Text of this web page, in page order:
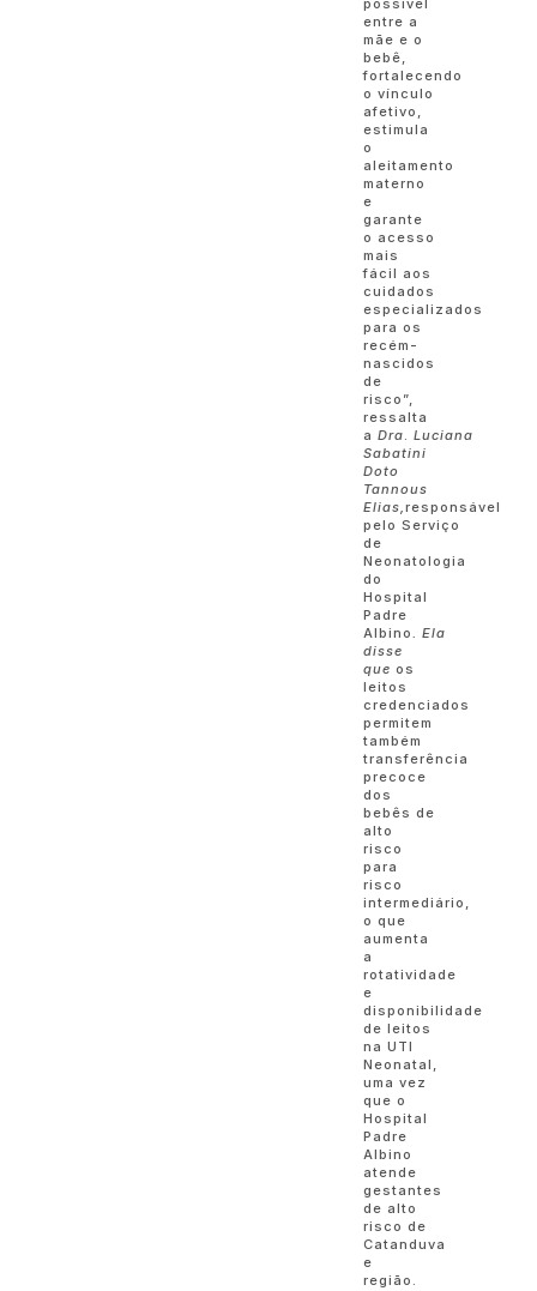
possível
entre a
mãe e o
bebê,
fortalecendo
o vínculo
afetivo,
estimula
o
aleitamento
materno
e
garante
o acesso
mais
fácil aos
cuidados
especializados
para os
recém-
nascidos
de
risco”,
ressalta
aDra.Luciana
Sabatini
Doto
Tannous
Elias,responsável
pelo Serviço
de
Neonatologia
do
Hospital
Padre
Albino.Ela
disse
que os
leitos
credenciados
permitem
também
transferência
precoce
dos
bebês de
alto
risco
para
risco
intermediário,
o que
aumenta
a
rotatividade
e
disponibilidade
de leitos
na UTI
Neonatal,
uma vez
que o
Hospital
Padre
Albino
atende
gestantes
de alto
risco de
Catanduva
e
região.